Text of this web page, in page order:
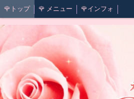
🌹トップ ︎🌹 メニュー︎ 🌹インフォ